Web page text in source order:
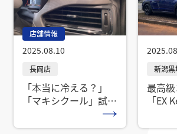
店舗情報
2025.08.10
「本当に冷える？」
「マキシクール」試し
最高
「EX
売！
に施